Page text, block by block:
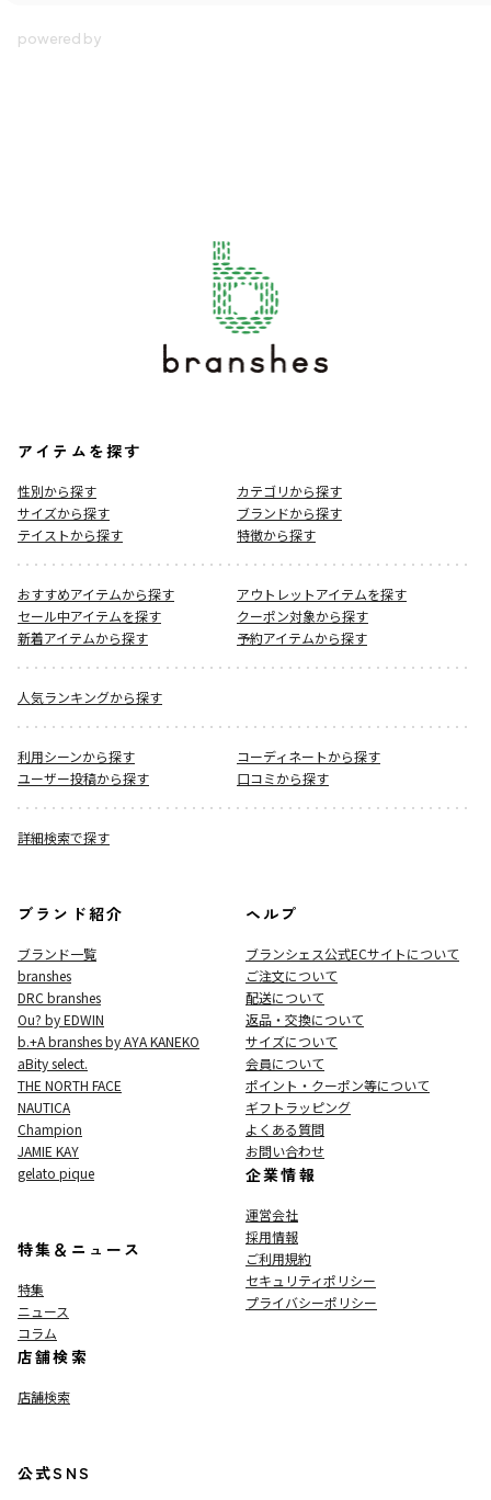
アイテムを探す
性別から探す
カテゴリから探す
サイズから探す
ブランドから探す
テイストから探す
特徴から探す
おすすめアイテムから探す
アウトレットアイテムを探す
セール中アイテムを探す
クーポン対象から探す
新着アイテムから探す
予約アイテムから探す
人気ランキングから探す
利用シーンから探す
コーディネートから探す
ユーザー投稿から探す
口コミから探す
詳細検索で探す
ブランド紹介
ブランド一覧
branshes
DRC branshes
Ou? by EDWIN
b.+A branshes by AYA KANEKO
aBity select.
THE NORTH FACE
NAUTICA
Champion
JAMIE KAY
gelato pique
特集＆ニュース
特集
ニュース
コラム
店舗検索
店舗検索
ヘルプ
ブランシェス公式ECサイトについて
ご注文について
配送について
返品・交換について
サイズについて
会員について
ポイント・クーポン等について
ギフトラッピング
よくある質問
お問い合わせ
企業情報
運営会社
採用情報
ご利用規約
セキュリティポリシー
プライバシーポリシー
公式SNS